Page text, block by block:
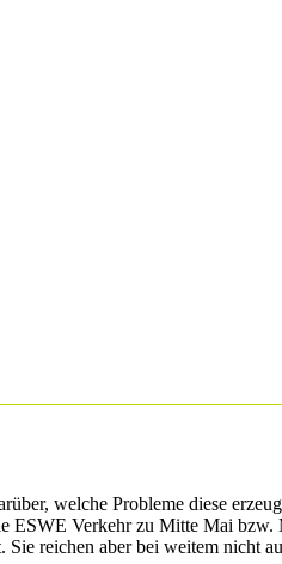
welche Probleme diese
ESWE Verkehr zu Mitte Mai bzw.
reichen aber bei weitem nicht